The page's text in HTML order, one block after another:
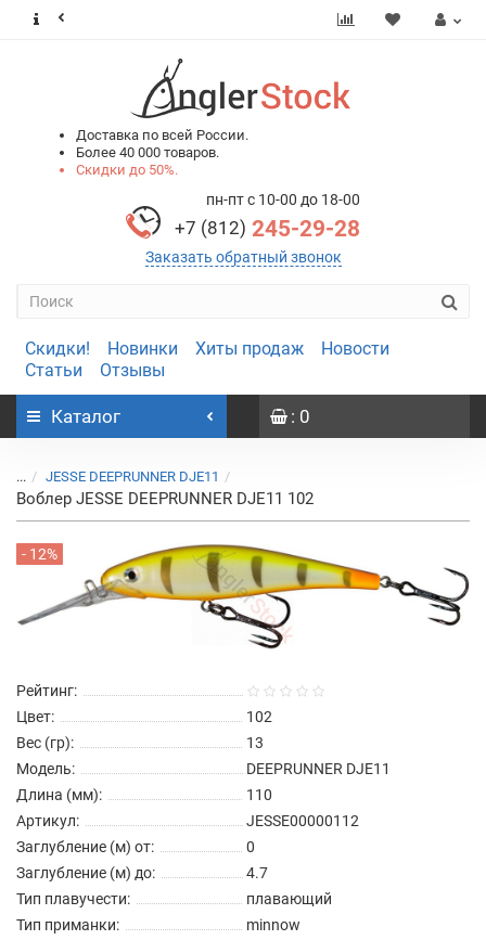
Доставка по всей России.
Более 40 000 товаров.
Скидки до 50%.
пн-пт с 10-00 до 18-00
+7 (812) 245-29-28
Заказать обратный звонок
Скидки! Новинки Хиты продаж
Новости
Статьи
Отзывы
Каталог : 0
... JESSE DEEPRUNNER DJE11
Воблер JESSE DEEPRUNNER DJE11 102
- 12%
Рейтинг:
Цвет:
102
Вес (гр):
13
Модель:
DEEPRUNNER DJE11
Длина (мм):
110
Артикул:
JESSE00000112
Заглубление (м) от:
0
Заглубление (м) до:
4.7
Тип плавучести:
плавающий
Тип приманки:
minnow